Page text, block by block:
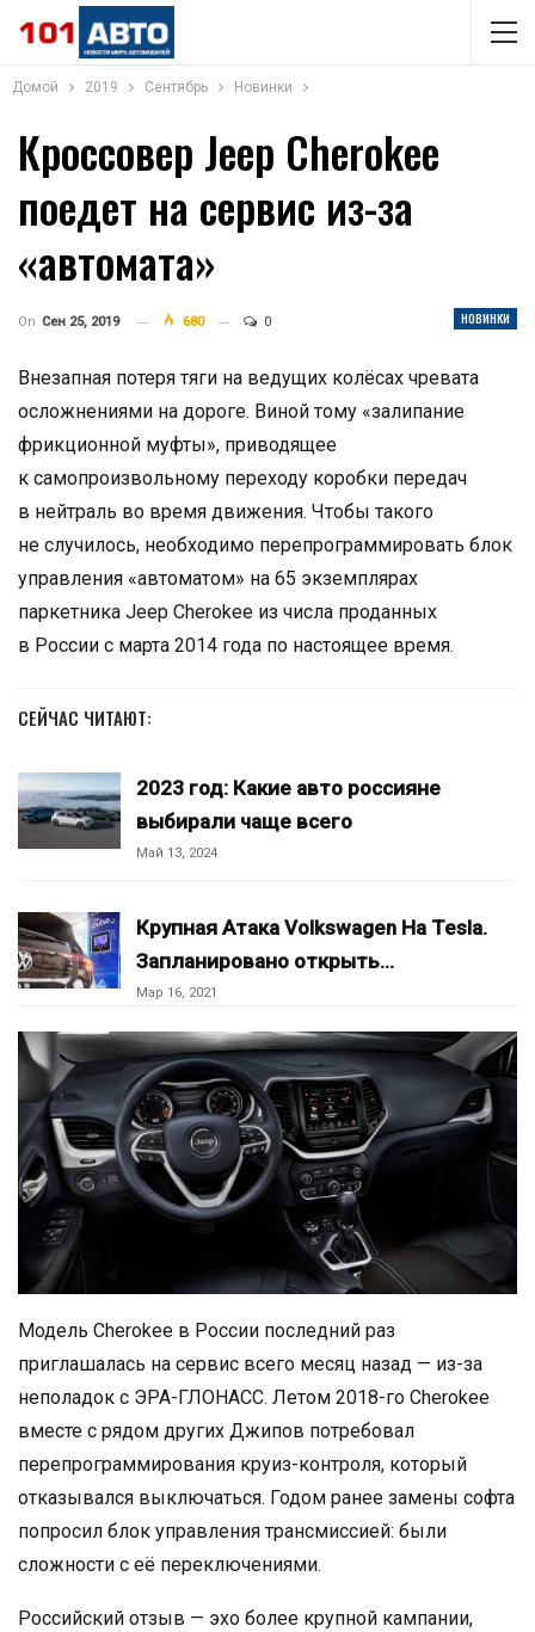
Домой 2019 Сентябрь Новинки
Кроссовер Jeep Cherokee
поедет на сервис из-за
«автомата»
НОВИНКИ
On Сен 25, 2019 680 0
Внезапная потеря тяги на ведущих колёсах чревата
осложнениями на дороге. Виной тому «залипание
фрикционной муфты», приводящее
к самопроизвольному переходу коробки передач
в нейтраль во время движения. Чтобы такого
не случилось, необходимо перепрограммировать блок
управления «автоматом» на 65 экземплярах
паркетника Jeep Cherokee из числа проданных
в России с марта 2014 года по настоящее время.
СЕЙЧАС ЧИТАЮТ:
2023 год: Какие авто россияне
выбирали чаще всего
Май 13, 2024
Крупная Атака Volkswagen На Tesla.
Запланировано открыть…
Мар 16, 2021
Модель Cherokee в России последний раз
приглашалась на сервис всего месяц назад — из-за
неполадок с ЭРА-ГЛОНАСС. Летом 2018-го Cherokee
вместе с рядом других Джипов потребовал
перепрограммирования круиз-контроля, который
отказывался выключаться. Годом ранее замены софта
попросил блок управления трансмиссией: были
сложности с её переключениями.
Российский отзыв — эхо более крупной кампании,